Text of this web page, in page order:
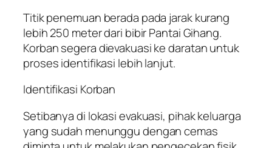
Titik penemuan berada pada jarak kurang
lebih 250 meter dari bibir Pantai Gihang.
Korban segera dievakuasi ke daratan untuk
proses identifikasi lebih lanjut.
Identifikasi Korban
Setibanya di lokasi evakuasi, pihak keluarga
yang sudah menunggu dengan cemas